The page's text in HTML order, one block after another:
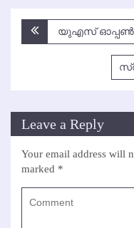
Post
navigation
യുഎസ് ഓപ്പണ്‍:
Leave a Reply
Your email address will
marked *